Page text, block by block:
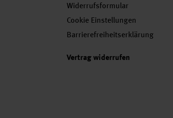
Widerrufsformular
Cookie Einstellungen
Barrierefreiheitserklärung
Vertrag widerrufen